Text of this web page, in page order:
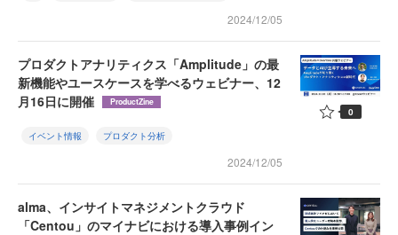
2024/12/05
プロダクトアナリティクス「Amplitude」の最
新機能やユースケースを学べるウェビナー、12
月16日に開催
ProductZine
イベント情報 プロダクト分析
2024/12/05
0
alma、インサイトマネジメントクラウド
「Centou」のマイナビにおける導入事例イン